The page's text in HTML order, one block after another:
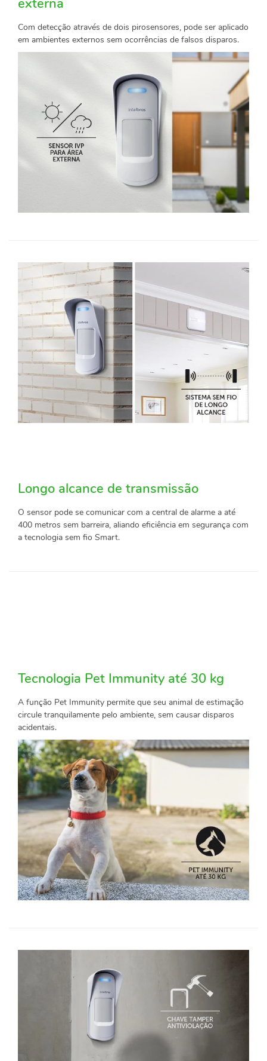
externa
Com detecção através de dois pirosensores, pode ser aplicado
em ambientes externos sem ocorrências de falsos disparos.
Longo alcance de transmissão
O sensor pode se comunicar com a central de alarme a até
400 metros sem barreira, aliando eficiência em segurança com
a tecnologia sem fio Smart.
Tecnologia Pet Immunity até 30 kg
A função Pet Immunity permite que seu animal de estimação
circule tranquilamente pelo ambiente, sem causar disparos
acidentais.